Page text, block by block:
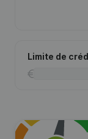
Limite de